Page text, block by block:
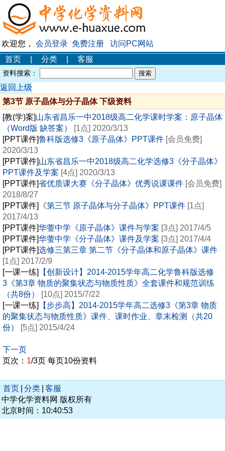
欢迎您， 会员登录 免费注册
访问PC网站
首页
分类 客服
资料搜索：
返回上级
第3节 原子晶体与分子晶体 下级资料
[教(学)案]山东省昌乐一中2018级高二化学课时学案：原子晶体
（Word版 缺答案）
[1点] 2020/3/13
[PPT课件]鲁科版选修3《原子晶体》PPT课件 [会员免费]
2020/3/13
[PPT课件]山东省昌乐一中2018级高二化学选修3《分子晶体》
PPT课件及学案 [4点] 2020/3/13
[PPT课件]省优质课大赛《分子晶体》优秀说课课件 [会员免费]
2018/8/27
[PPT课件]
《第三节 原子晶体与分子晶体》PPT课件 [1点]
2017/4/13
[PPT课件]华蓥中学《原子晶体》课件与学案 [3点] 2017/4/5
[PPT课件]华蓥中学《分子晶体》课件及学案 [3点] 2017/4/4
[PPT课件]选修三第三章 第二节《分子晶体和原子晶体》课件
[1点] 2017/2/9
[一课一练]
【创新设计】2014-2015学年高二化学鲁科版选修
3《第3章 物质的聚集状态与物质性质》全套课件和规范训练
（共8份）
[10点] 2015/7/22
[一课一练]
【步步高】2014-2015学年高二选修3《第3章 物质
的聚集状态与物质性质》课件、课时作业、章末检测（共20
份）
[5点] 2015/4/24
下一页
页次： 1/3页 每页10份资料
首页 分类 客服
中学化学资料网 版权所有
北京时间：10:40:53